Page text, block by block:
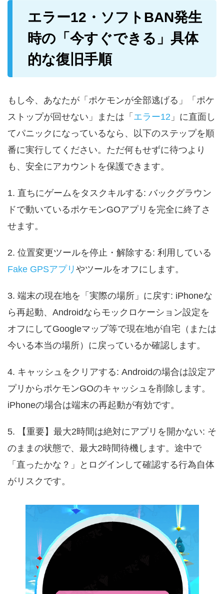
エラー12・ソフトBAN発生
時の「今すぐできる」具体
的な復旧手順
もし今、あなたが「ポケモンが全部逃げる」「ポケ
ストップが回せない」または「 エラー12 」に直面し
てパニックになっているなら、以下のステップを順
番に実行してください。ただ何もせずに待つより
も、安全にアカウントを保護できます。
1. 直ちにゲームをタスクキルする: バックグラウン
ドで動いているポケモンGOアプリを完全に終了さ
せます。
2. 位置変更ツールを停止・解除する: 利用している
Fake GPSアプリ やツールをオフにします。
3. 端末の現在地を「実際の場所」に戻す: iPhoneな
ら再起動、Androidならモックロケーション設定を
オフにしてGoogleマップ等で現在地が自宅（または
今いる本当の場所）に戻っているか確認します。
4. キャッシュをクリアする: Androidの場合は設定ア
プリからポケモンGOのキャッシュを削除します。
iPhoneの場合は端末の再起動が有効です。
5. 【重要】最大2時間は絶対にアプリを開かない: そ
のままの状態で、最大2時間待機します。途中で
「直ったかな？」とログインして確認する行為自体
がリスクです。